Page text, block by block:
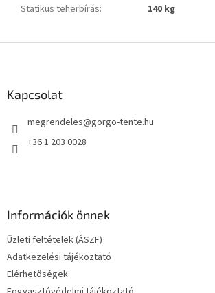
Statikus teherbírás: 140 kg
Kapcsolat
megrendeles@gorgo-tente.hu
+36 1 203 0028
Információk önnek
Üzleti feltételek (ÁSZF)
Adatkezelési tájékoztató
Elérhetőségek